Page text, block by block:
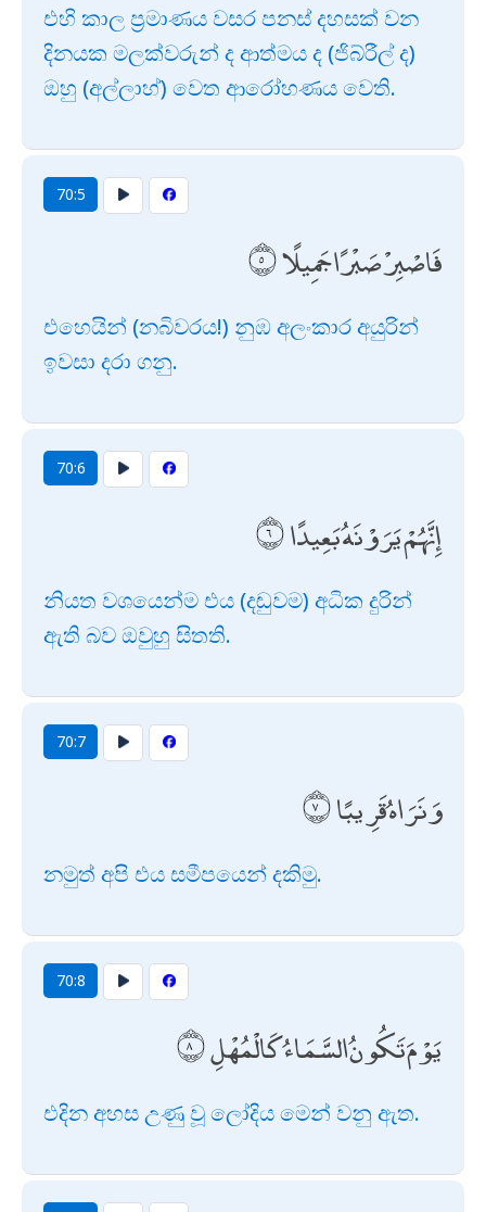
එහි කාල ප්‍රමාණය වසර පනස් දහසක් වන
දිනයක මලක්වරුන් ද ආත්මය ද (ජිබ්රීල් ද)
ඔහු (අල්ලාහ්) වෙත ආරෝහණය වෙති.
70:5
فَاصْبِرْ صَبْرًا جَمِيلًا
එහෙයින් (නබිවරය!) නුඹ අලංකාර අයුරින්
ඉවසා දරා ගනු.
70:6
إِنَّهُمْ يَرَوْنَهُ بَعِيدًا
නියත වශයෙන්ම එය (දඬුවම) අධික දුරින්
ඇති බව ඔවුහු සිතති.
70:7
وَنَرَاهُ قَرِيبًا
නමුත් අපි එය සමීපයෙන් දකිමු.
70:8
يَوْمَ تَكُونُ السَّمَاءُ كَالْمُهْلِ
එදින අහස උණු වූ ලෝදිය මෙන් වනු ඇත.